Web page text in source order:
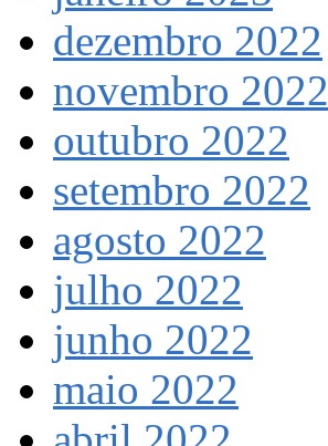
dezembro 2022
novembro 2022
outubro 2022
setembro 2022
agosto 2022
julho 2022
junho 2022
maio 2022